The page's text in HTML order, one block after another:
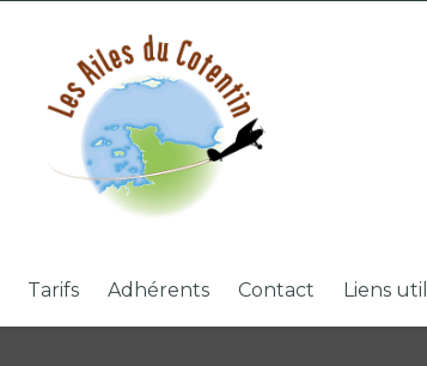
Tarifs Adhérents Contact Liens